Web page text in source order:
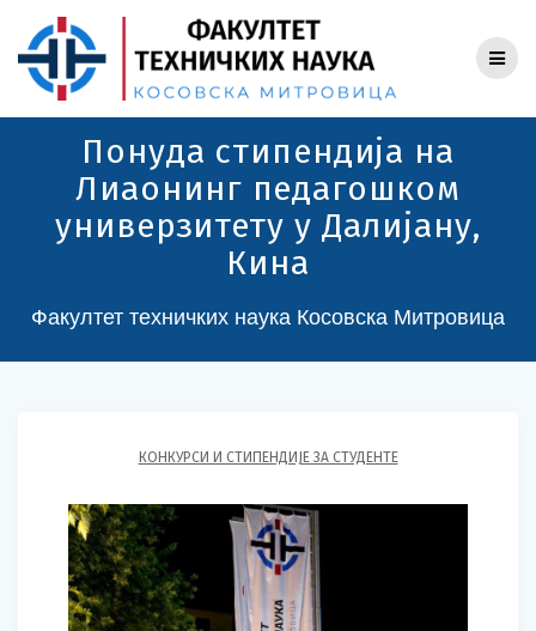
to
content
Понуда стипендија на
Лиаонинг педагошком
универзитету у Далијану,
Кина
Факултет техничких наука Косовска Митровица
КОНКУРСИ И СТИПЕНДИЈЕ ЗА СТУДЕНТЕ